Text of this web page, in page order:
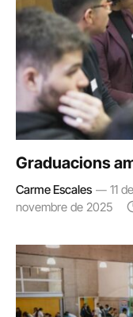
Graduacions
Carme Escales 11
novembre de 2025